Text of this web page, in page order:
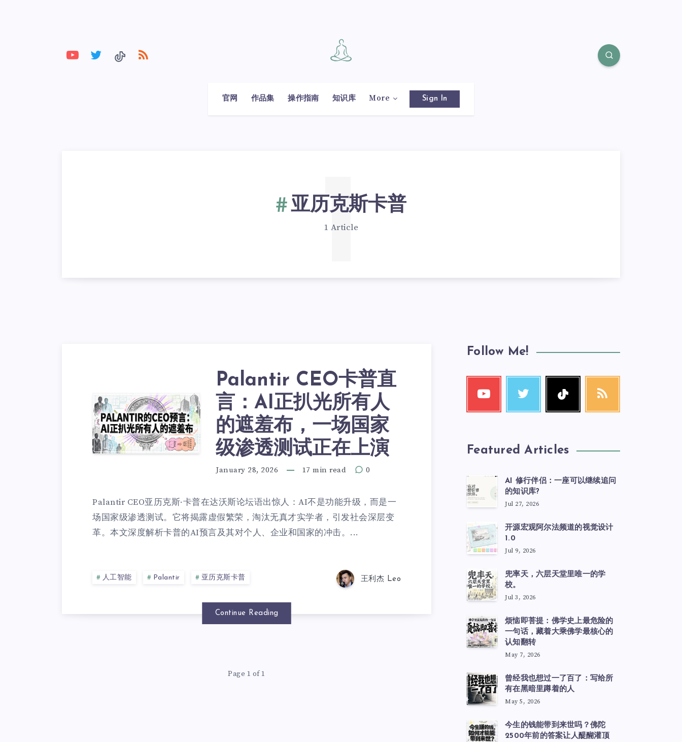
官网 作品集 操作指南 知识库 More Sign In
亚历克斯卡普
1 Article
1
Palantir CEO卡普直
言：AI正扒光所有人
的遮羞布，一场国家
级渗透测试正在上演
January 28, 2026 17 min read 0
Palantir CEO亚历克斯·卡普在达沃斯论坛语出惊人：AI不是功能升级，而是一
场国家级渗透测试。它将揭露虚假繁荣，淘汰无真才实学者，引发社会深层变
革。本文深度解析卡普的AI预言及其对个人、企业和国家的冲击。...
人工智能 Palantir 亚历克斯卡普 王利杰 Leo
Continue Reading
Page 1 of 1
Follow Me!
Featured Articles
AI 修行伴侣：一座可以继续追问
的知识库?
Jul 27, 2026
开源宏观阿尔法频道的视觉设计
1.0
Jul 9, 2026
兜率天，六层天堂里唯一的学
校。
Jul 3, 2026
烦恼即菩提：佛学史上最危险的
一句话，藏着大乘佛学最核心的
认知翻转
May 7, 2026
曾经我也想过一了百了：写给所
有在黑暗里蹲着的人
May 5, 2026
今生的钱能带到来世吗？佛陀
2500年前的答案让人醍醐灌顶